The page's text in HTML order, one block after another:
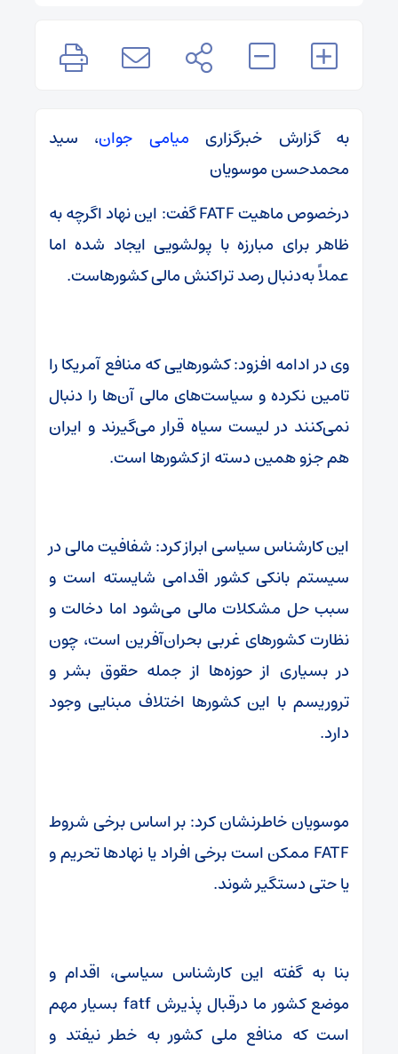
به گزارش خبرگزاری میامی جوان، سید
محمدحسن موسویان
درخصوص ماهیت FATF گفت: این نهاد اگرچه به
ظاهر برای مبارزه با پولشویی ایجاد شده اما
عملاً به‌دنبال رصد تراکنش مالی کشورهاست.
وی در ادامه افزود: کشورهایی که منافع آمریکا را
تامین نکرده و سیاست‌های مالی آن‌ها را دنبال
نمی‌کنند در لیست سیاه قرار می‌گیرند و ایران
هم جزو همین دسته از کشورها است.
این کارشناس سیاسی ابراز کرد: شفافیت مالی در
سیستم بانکی کشور اقدامی شایسته است و
سبب حل مشکلات مالی می‌شود اما دخالت و
نظارت کشورهای غربی بحران‌آفرین است، چون
در بسیاری از حوزه‌ها از جمله حقوق بشر و
تروریسم با این کشورها اختلاف مبنایی وجود
دارد.
موسویان خاطرنشان کرد: بر اساس برخی شروط
FATF ممکن است برخی افراد یا نهادها تحریم و
یا حتی دستگیر شوند.
بنا به گفته این کارشناس سیاسی، اقدام و
موضع کشور ما درقبال پذیرش fatf بسیار مهم
است که منافع ملی کشور به خطر نیفتد و